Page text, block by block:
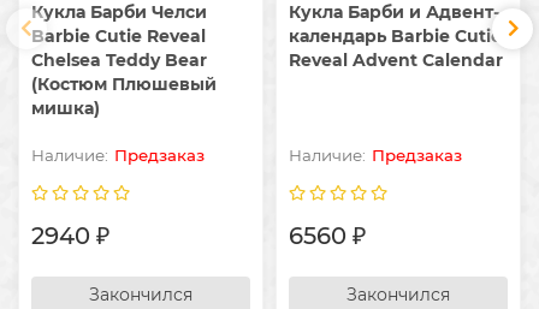
Кукла Барби Челси
Barbie Cutie Reveal
Chelsea Teddy Bear
(Костюм Плюшевый
мишка)
Предзаказ
2940 ₽
Закончился
Кукла Барби и Адвент-
календарь Barbie Cutie
Reveal Advent Calendar
Предзаказ
6560 ₽
Закончился